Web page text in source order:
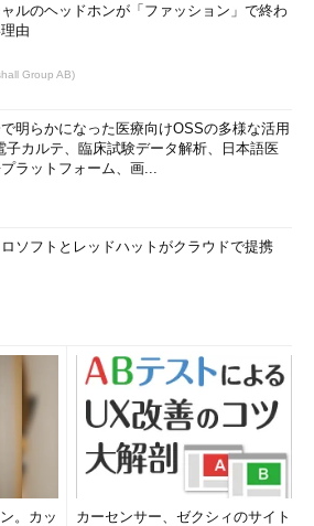
ルのヘッドホンが「ファッション」で終わ
由
Group AB)
明らかになった医療向けOSSの多様な活用
カルテ、臨床試験データ解析、日本語医
ラットフォーム、画...
ソフトとレッドハットがクラウドで提携
。カッ
カーセンサー、ゼクシィのサイト